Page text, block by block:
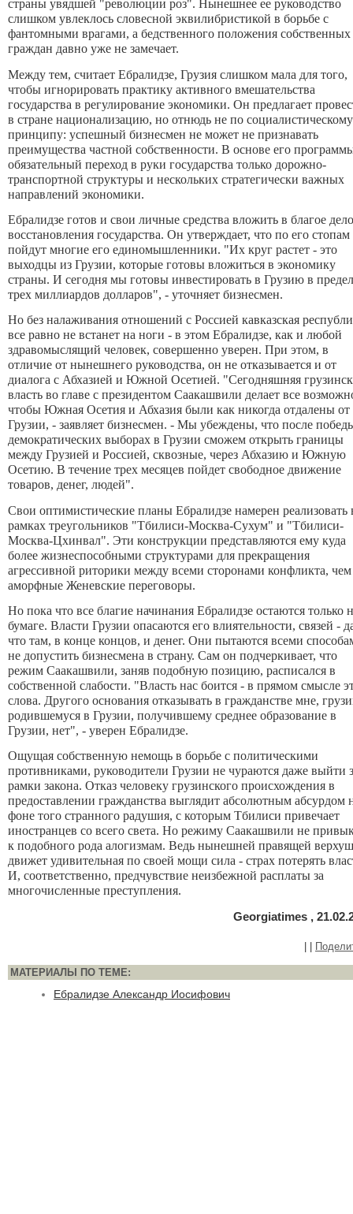
страны увядшей "революции роз". Нынешнее ее руководство
слишком увлеклось словесной эквилибристикой в борьбе с
фантомными врагами, а бедственного положения собственных
граждан давно уже не замечает.
Между тем, считает Ебралидзе, Грузия слишком мала для того,
чтобы игнорировать практику активного вмешательства
государства в регулирование экономики. Он предлагает
в стране национализацию, но отнюдь не по социалистическому
принципу: успешный бизнесмен не может не признавать
преимущества частной собственности. В основе его
обязательный переход в руки государства только дорожно-
транспортной структуры и нескольких стратегически важных
направлений экономики.
Ебралидзе готов и свои личные средства вложить в благое дело
восстановления государства. Он утверждает, что по его стопам
пойдут многие его единомышленники. "Их круг растет - это
выходцы из Грузии, которые готовы вложиться в экономику
страны. И сегодня мы готовы инвестировать в Грузию в
трех миллиардов долларов", - уточняет бизнесмен.
Но без налаживания отношений с Россией кавказская
все равно не встанет на ноги - в этом Ебралидзе, как и любой
здравомыслящий человек, совершенно уверен. При этом, в
отличие от нынешнего руководства, он не отказывается и от
диалога с Абхазией и Южной Осетией. "Сегодняшняя
власть во главе с президентом Саакашвили делает все
чтобы Южная Осетия и Абхазия были как никогда отдалены от
Грузии, - заявляет бизнесмен. - Мы убеждены, что после
демократических выборах в Грузии сможем открыть границы
между Грузией и Россией, сквозные, через Абхазию и Южную
Осетию. В течение трех месяцев пойдет свободное движение
товаров, денег, людей".
Свои оптимистические планы Ебралидзе намерен реализовать
рамках треугольников "Тбилиси-Москва-Сухум" и "Тбилиси-
Москва-Цхинвал". Эти конструкции представляются ему куда
более жизнеспособными структурами для прекращения
агрессивной риторики между всеми сторонами конфликта, чем
аморфные Женевские переговоры.
Но пока что все благие начинания Ебралидзе остаются только
бумаге. Власти Грузии опасаются его влиятельности, связей -
что там, в конце концов, и денег. Они пытаются всеми
не допустить бизнесмена в страну. Сам он подчеркивает, что
режим Саакашвили, заняв подобную позицию, расписался в
собственной слабости. "Власть нас боится - в прямом смысле
слова. Другого основания отказывать в гражданстве мне,
родившемуся в Грузии, получившему среднее образование в
Грузии, нет", - уверен Ебралидзе.
Ощущая собственную немощь в борьбе с политическими
противниками, руководители Грузии не чураются даже выйти
рамки закона. Отказ человеку грузинского происхождения в
предоставлении гражданства выглядит абсолютным абсурдом
фоне того странного радушия, с которым Тбилиси привечает
иностранцев со всего света. Но режиму Саакашвили не
к подобного рода алогизмам. Ведь нынешней правящей
движет удивительная по своей мощи сила - страх потерять
И, соответственно, предчувствие неизбежной расплаты за
многочисленные преступления.
Georgiatimes ,
| |
МАТЕРИАЛЫ ПО ТЕМЕ:
Ебралидзе Александр Иосифович